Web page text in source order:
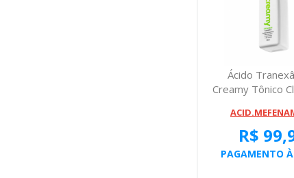
Ácido
Creamy Tônico
R$
PAGAMENTO